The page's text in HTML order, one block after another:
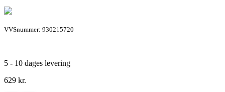
VVSnummer: 930215720
5 - 10 dages levering
629 kr.